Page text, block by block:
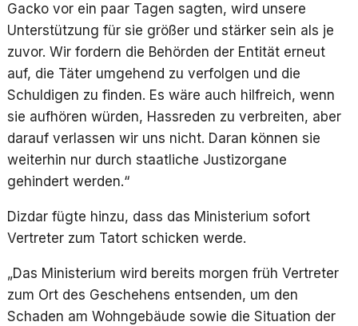
Gacko vor ein paar Tagen sagten, wird unsere
Unterstützung für sie größer und stärker sein als je
zuvor. Wir fordern die Behörden der Entität erneut
auf, die Täter umgehend zu verfolgen und die
Schuldigen zu finden. Es wäre auch hilfreich, wenn
sie aufhören würden, Hassreden zu verbreiten, aber
darauf verlassen wir uns nicht. Daran können sie
weiterhin nur durch staatliche Justizorgane
gehindert werden.“
Dizdar fügte hinzu, dass das Ministerium sofort
Vertreter zum Tatort schicken werde.
„Das Ministerium wird bereits morgen früh Vertreter
zum Ort des Geschehens entsenden, um den
Schaden am Wohngebäude sowie die Situation der